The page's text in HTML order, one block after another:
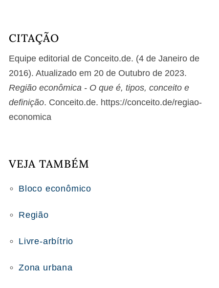
CITAÇÃO
Equipe editorial de Conceito.de. (4 de Janeiro de
2016). Atualizado em 20 de Outubro de 2023.
Região econômica - O que é, tipos, conceito e
definição. Conceito.de. https://conceito.de/regiao-
economica
VEJA TAMBÉM
Bloco econômico
Região
Livre-arbítrio
Zona urbana